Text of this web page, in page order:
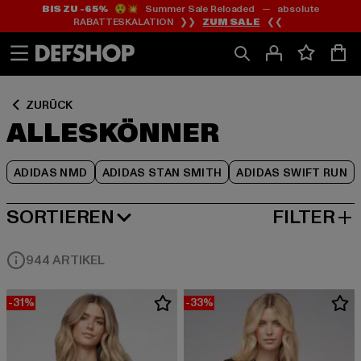
Zum
Inhalt
springen
Zum
Fußzeile
springen
BIS ZU -65%😲💥 Summer Sale Reloaded — absolute
RABATTESKALATION ❯❯ ZUM SALE ❮❮
ZURÜCK
ALLESKÖNNER
ADIDAS NMD ADIDAS STAN SMITH ADIDAS SWIFT RUN
Zum
Produktraster
springen
SORTIEREN
BELIEBTESTE FILTER
944 ARTIKEL
-31% -33%